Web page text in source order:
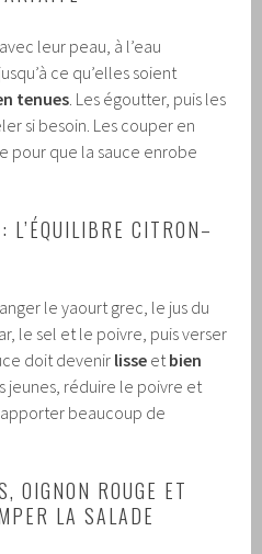
leur peau, à l’eau
ce qu’elles soient
tenues. Les égoutter, puis les
si besoin. Les couper en
pour que la sauce enrobe
L’ÉQUILIBRE CITRON–
le yaourt grec, le jus du
le sel et le poivre, puis verser
doit devenir lisse etbien
jeunes, réduire le poivre et
beaucoup de
OIGNON ROUGE ET
LA SALADE